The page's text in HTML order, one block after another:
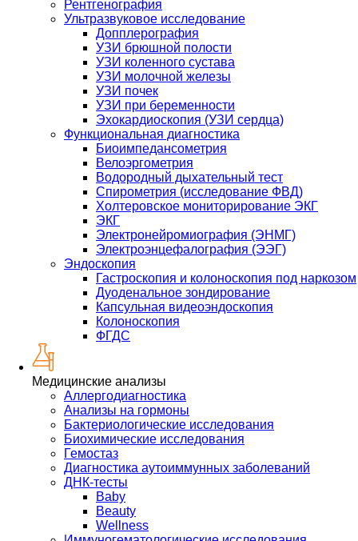
Рентгенография
Ультразвуковое исследование
Допплерография
УЗИ брюшной полости
УЗИ коленного сустава
УЗИ молочной железы
УЗИ почек
УЗИ при беременности
Эхокардиоскопия (УЗИ сердца)
Функциональная диагностика
Биоимпедансометрия
Велоэргометрия
Водородный дыхательный тест
Спирометрия (исследование ФВД)
Холтеровское мониторирование ЭКГ
ЭКГ
Электронейромиография (ЭНМГ)
Электроэнцефалография (ЭЭГ)
Эндоскопия
Гастроскопия и колоноскопия под наркозом
Дуоденальное зондирование
Капсульная видеоэндоскопия
Колоноскопия
ФГДС
Медицинские анализы
Аллергодиагностика
Анализы на гормоны
Бактериологические исследования
Биохимические исследования
Гемостаз
Диагностика аутоиммунных заболеваний
ДНК-тесты
Baby
Beauty
Wellness